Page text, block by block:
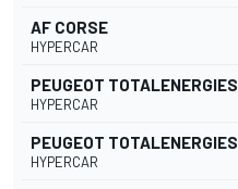
AF CORSE
HYPERCAR
PEUGEOT TOTALENERGIES
HYPERCAR
PEUGEOT TOTALENERGIES
HYPERCAR